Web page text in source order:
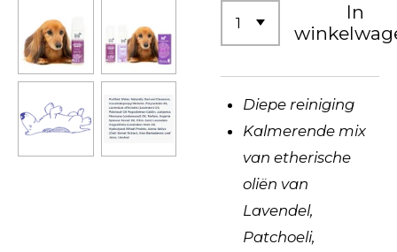
In
Diepe reiniging
Kalmerende mix
van etherische
oliën van
Lavendel,
Patchoeli,